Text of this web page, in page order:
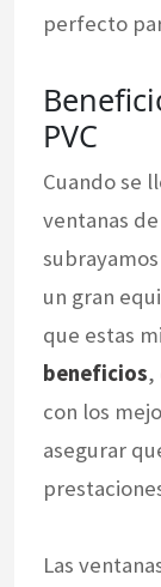
perfecto
PVC
Cuando se
ventanas
un gran
que estas
beneficios,
con los
asegurar
Las